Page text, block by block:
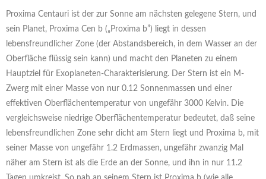
Proxima Centauri ist der zur Sonne am nächsten gelegene Stern, und
sein Planet, Proxima Cen b („Proxima b”) liegt in dessen
lebensfreundlicher Zone (der Abstandsbereich, in dem Wasser an der
Oberfläche flüssig sein kann) und macht den Planeten zu einem
Hauptziel für Exoplaneten-Charakterisierung. Der Stern ist ein M-
Zwerg mit einer Masse von nur 0.12 Sonnenmassen und einer
effektiven Oberflächentemperatur von ungefähr 3000 Kelvin. Die
vergleichsweise niedrige Oberflächentemperatur bedeutet, daß seine
lebensfreundlichen Zone sehr dicht am Stern liegt und Proxima b, mit
seiner Masse von ungefähr 1.2 Erdmassen, ungefähr zwanzig Mal
näher am Stern ist als die Erde an der Sonne, und ihn in nur 11.2